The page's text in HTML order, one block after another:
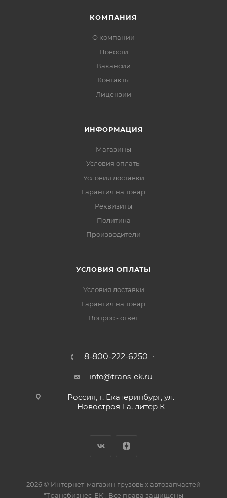
КОМПАНИЯ
О компании
Новости
Вакансии
Контакты
Лицензии
ИНФОРМАЦИЯ
Магазины
Условия оплаты
Условия доставки
Гарантия на товар
Реквизиты
Политика
Производители
УСЛОВИЯ ОПЛАТЫ
Условия доставки
Гарантия на товар
Вопрос - ответ
8-800-222-6250
info@trans-ek.ru
Россия, г. Екатеринбург, ул.
Новостроя 1 а, литер К
2026 © Интернет-магазин грузовых автозапчастей
"Трансбизнес-ЕК" . Все права защищены